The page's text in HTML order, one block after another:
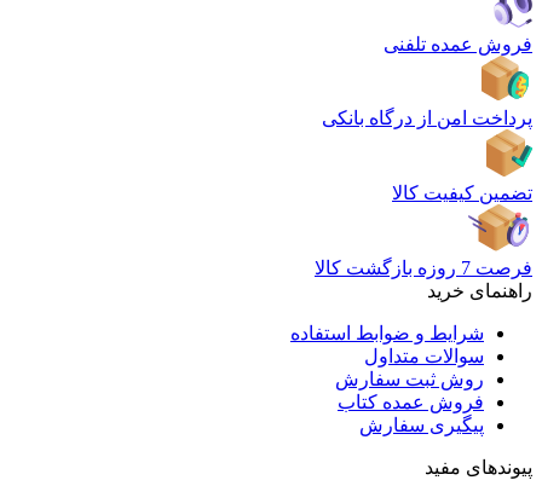
فروش عمده تلفنی
پرداخت امن از درگاه بانکی
تضمین کیفیت کالا
فرصت 7 روزه بازگشت کالا
راهنمای خرید
شرایط و ضوابط استفاده
سوالات متداول
روش ثبت سفارش
فروش عمده کتاب
پیگیری سفارش
پیوندهای مفید